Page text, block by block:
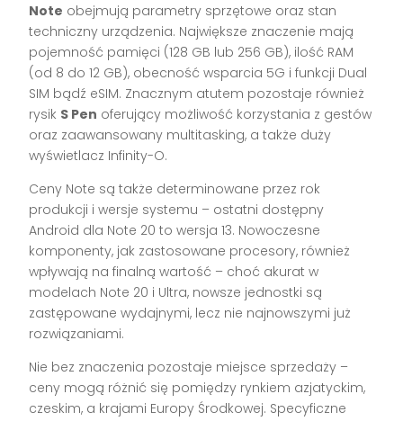
Note obejmują parametry sprzętowe oraz stan
techniczny urządzenia. Największe znaczenie mają
pojemność pamięci (128 GB lub 256 GB), ilość RAM
(od 8 do 12 GB), obecność wsparcia 5G i funkcji Dual
SIM bądź eSIM. Znacznym atutem pozostaje również
rysik S Pen oferujący możliwość korzystania z gestów
oraz zaawansowany multitasking, a także duży
wyświetlacz Infinity-O.
Ceny Note są także determinowane przez rok
produkcji i wersje systemu – ostatni dostępny
Android dla Note 20 to wersja 13. Nowoczesne
komponenty, jak zastosowane procesory, również
wpływają na finalną wartość – choć akurat w
modelach Note 20 i Ultra, nowsze jednostki są
zastępowane wydajnymi, lecz nie najnowszymi już
rozwiązaniami.
Nie bez znaczenia pozostaje miejsce sprzedaży –
ceny mogą różnić się pomiędzy rynkiem azjatyckim,
czeskim, a krajami Europy Środkowej. Specyficzne